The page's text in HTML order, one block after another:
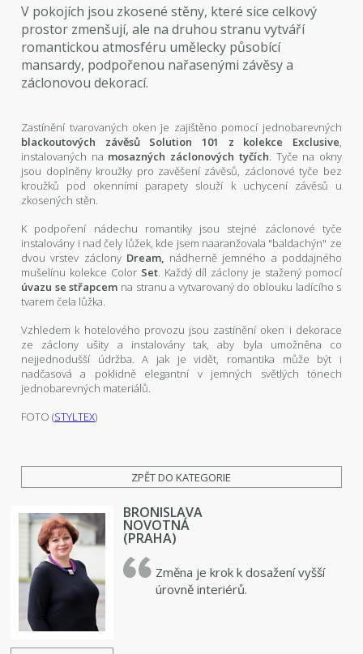
V pokojích jsou zkosené stěny, které sice celkový
prostor zmenšují, ale na druhou stranu vytváří
romantickou atmosféru umělecky působící
mansardy, podpořenou nařasenými závěsy a
záclonovou dekorací.
Zastínění tvarovaných oken je zajištěno pomocí jednobarevných
blackoutových závěsů Solution 101 z kolekce Exclusive,
instalovaných na mosazných záclonových tyčích. Tyče na okny
jsou doplněny kroužky pro zavěšení závěsů, záclonové tyče bez
kroužků pod okenními parapety slouží k uchycení závěsů u
zkosených stěn.
K podpoření nádechu romantiky jsou stejné záclonové tyče
instalovány i nad čely lůžek, kde jsem naaranžovala "baldachýn" ze
dvou vrstev záclony Dream, nádherně jemného a poddajného
mušelínu kolekce Color Set. Každý díl záclony je stažený pomocí
úvazu se střapcem na stranu a vytvarovaný do oblouku ladícího s
tvarem čela lůžka.
Vzhledem k hotelového provozu jsou zastínění oken i dekorace
ze záclony ušity a instalovány tak, aby byla umožněna co
nejjednodušší údržba. A jak je vidět, romantika může být i
nadčasová a poklidně elegantní v jemných světlých tónech
jednobarevných materiálů.
FOTO (STYLTEX)
ZPĚT DO KATEGORIE
BRONISLAVA
NOVOTNÁ
(PRAHA)
Změna je krok k dosažení vyšší
úrovně interiérů.